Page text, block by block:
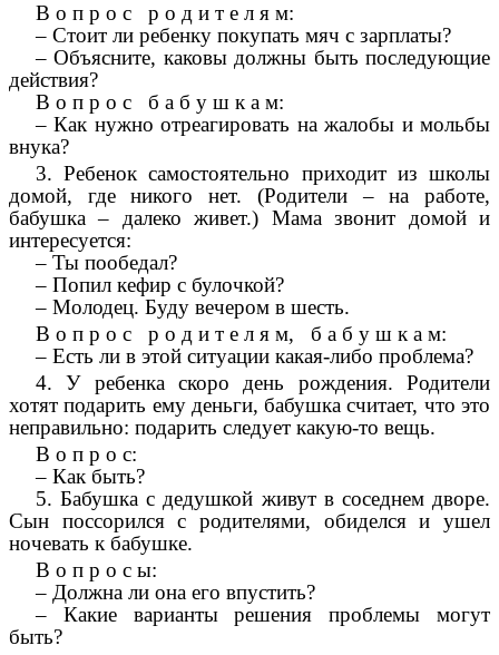
В о п р о с р о д и т е л я м:
– Стоит ли ребенку покупать мяч с зарплаты?
– Объясните, каковы должны быть последующие
действия?
В о п р о с б а б у ш к а м:
– Как нужно отреагировать на жалобы и мольбы
внука?
3. Ребенок самостоятельно приходит из школы
домой, где никого нет. (Родители – на работе,
бабушка – далеко живет.) Мама звонит домой и
интересуется:
– Ты пообедал?
– Попил кефир с булочкой?
– Молодец. Буду вечером в шесть.
В о п р о с р о д и т е л я м, б а б у ш к а м:
– Есть ли в этой ситуации какая-либо проблема?
4. У ребенка скоро день рождения. Родители
хотят подарить ему деньги, бабушка считает, что это
неправильно: подарить следует какую-то вещь.
В о п р о с:
– Как быть?
5. Бабушка с дедушкой живут в соседнем дворе.
Сын поссорился с родителями, обиделся и ушел
ночевать к бабушке.
В о п р о с ы:
– Должна ли она его впустить?
– Какие варианты решения проблемы могут
быть?